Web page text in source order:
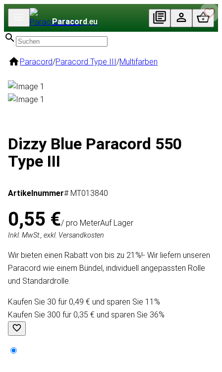
Paracord.eu
Paracord/Paracord Type III/Multifarben
Dizzy Blue Paracord 550
Type III
Artikelnummer# MT013840
0,55 €/ pro MeterAuf Lager
Inkl. MwSt., exkl. Versandkosten
Wir bieten einen Rabatt von bis zu 21%!- Wir liefern unseren
Paracord wie einem Bündel, individuell angepassten Rolle
und Standardrolle.
Kaufen Sie 30 für 0,49 € und sparen Sie 11%
Kaufen Sie 300 für 0,35 € und sparen Sie 36%